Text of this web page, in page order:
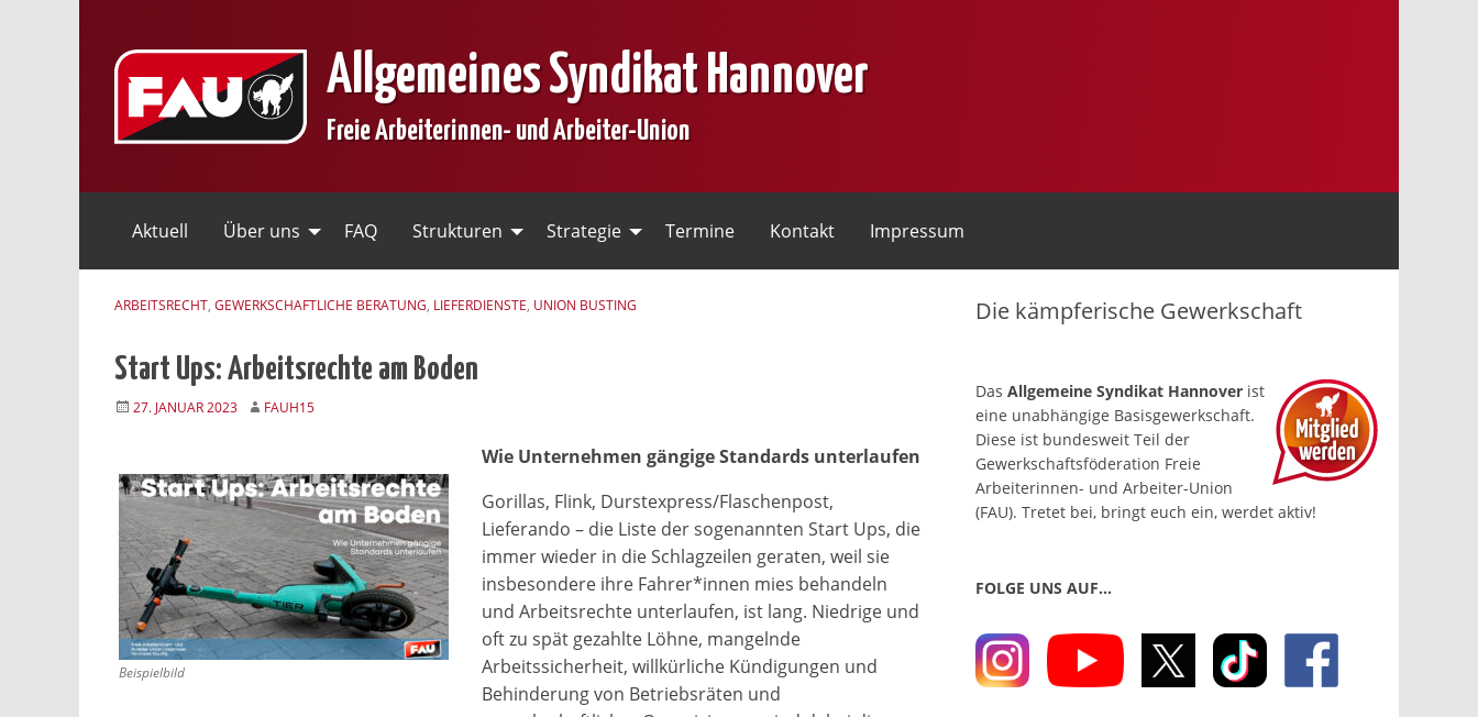
Allgemeines Syndikat Hannover
Freie Arbeiterinnen- und Arbeiter-Union
Aktuell Über uns FAQ Strukturen Strategie Termine Kontakt Impressum
ARBEITSRECHT, GEWERKSCHAFTLICHE BERATUNG, LIEFERDIENSTE, UNION BUSTING
Start Ups: Arbeitsrechte am Boden
27. JANUAR 2023 FAUH15
Beispielbild
Wie Unternehmen gängige Standards unterlaufen
Gorillas, Flink, Durstexpress/Flaschenpost,
Lieferando – die Liste der sogenannten Start Ups, die
immer wieder in die Schlagzeilen geraten, weil sie
insbesondere ihre Fahrer*innen mies behandeln
und Arbeitsrechte unterlaufen, ist lang. Niedrige und
oft zu spät gezahlte Löhne, mangelnde
Arbeitssicherheit, willkürliche Kündigungen und
Behinderung von Betriebsräten und
Die kämpferische Gewerkschaft
Das Allgemeine Syndikat Hannover ist
eine un­abhängige Basis­gewerkschaft.
Diese ist bundesweit Teil der
Gewerkschafts­föderation Freie
Arbeiterinnen- und Arbeiter-Union
(FAU). Tretet bei, bringt euch ein, werdet aktiv!
FOLGE UNS AUF…